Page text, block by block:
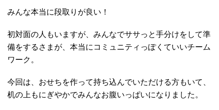
みんな本当に段取りが良い！
初対面の人もいますが、みんなでササっと手分けをして準
備をするさまが、本当にコミュニティっぽくていいチーム
ワーク。
今回は、おせちを作って持ち込んでいただける方もいて、
机の上もにぎやかでみんなお腹いっぱいになりました。